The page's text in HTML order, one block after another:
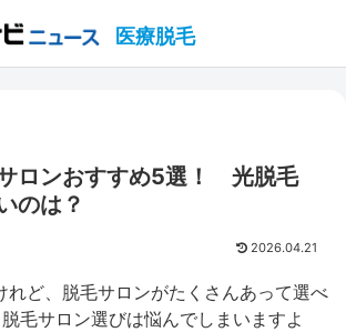
医療脱毛
ロンおすすめ5選！ 光脱毛
のは？
2026.04.21
れど、脱毛サロンがたくさんあって選べ
毛サロン選びは悩んでしまいますよ